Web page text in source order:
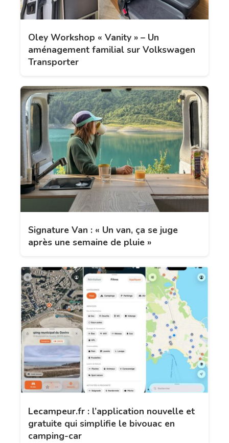
Oley Workshop « Vanity » – Un
aménagement familial sur Volkswagen
Transporter
Signature Van : « Un van, ça se juge
après une semaine de pluie »
Lecampeur.fr : l’application nouvelle et
gratuite qui simplifie le bivouac en
camping-car